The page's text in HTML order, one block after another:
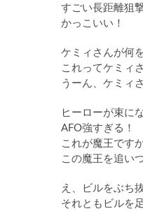
すごい長距離狙
かっこいい！
ケミィさんが何
これってケミィ
うーん、ケミィ
ヒーローが束に
AFO強すぎる！
これが魔王です
この魔王を追い
え、ビルをぶち
それともビルを